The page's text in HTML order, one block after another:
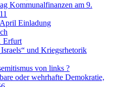
Kommunalfinanzen am 9.
Einladung
Erfurt
und Kriegsrhetorik
von links ?
oder wehrhafte Demokratie,